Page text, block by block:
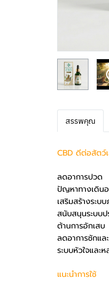
สรรพคุณ
CBD ดีต่อสัตว์
ลดอาการปวด
ปัญหาทางเดิน
เสริมสร้างระบ
สนับสนุนระบบป
ต้านการอักเสบ
ลดอาการชักแล
ระบบหัวใจและ
แนะนำการใช้